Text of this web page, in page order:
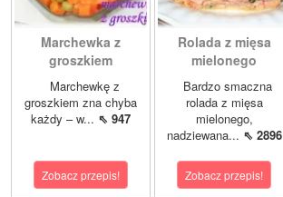
Marchewka z
groszkiem
Marchewkę z
groszkiem zna chyba
każdy – w... ⇖ 947
Zobacz przepis!
Rolada z mięsa
mielonego
Bardzo smaczna
rolada z mięsa
mielonego,
nadziewana... ⇖ 2896
Zobacz przepis!